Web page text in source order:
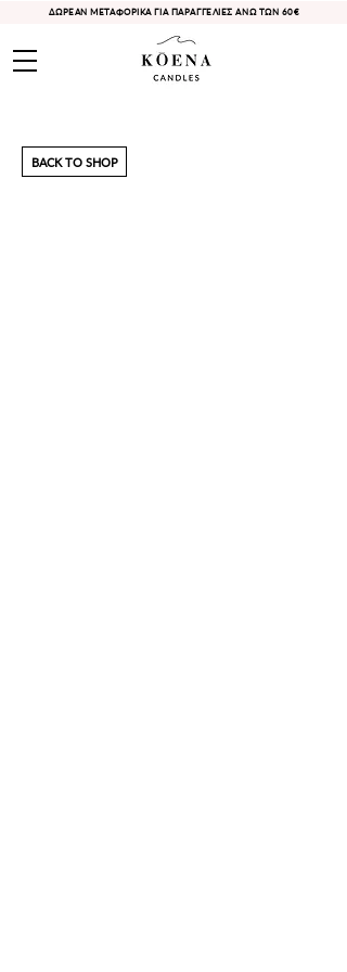
ΔΩΡΕΑΝ ΜΕΤΑΦΟΡΙΚΑ ΓΙΑ ΠΑΡΑΓΓΕΛΙΕΣ ΑΝΩ ΤΩΝ 60€
BACK TO SHOP